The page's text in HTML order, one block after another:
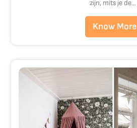
zijn, mits je de…
Know More